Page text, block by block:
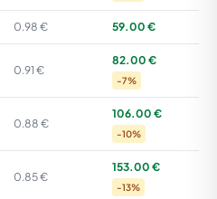
0.98 € 59.00 €
0.91 €
82.00 €
-7%
0.88 €
106.00 €
-10%
0.85 €
153.00 €
-13%